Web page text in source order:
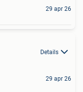
29 apr 26
Details
29 apr 26